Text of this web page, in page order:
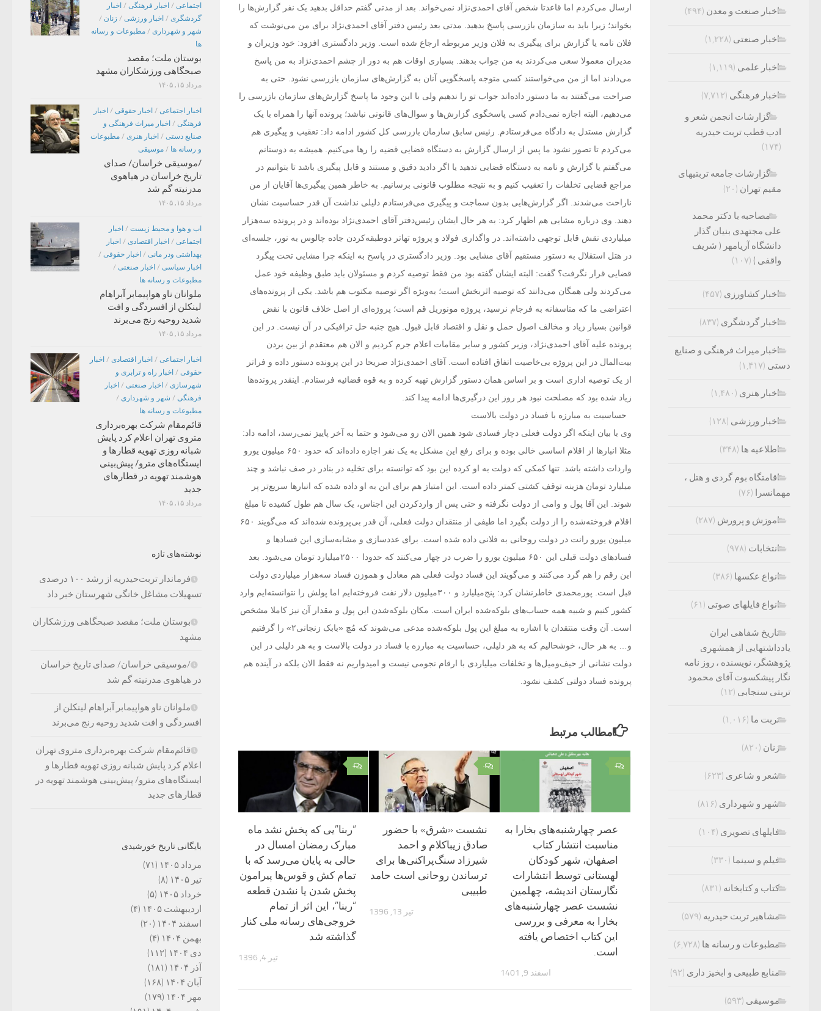
ارسال می‌کردم اما قاعدتا شخص آقای احمدی‌نژاد نمی‌خواند. بعد از مدتی گفتم حداقل بدهید یک نفر گزارش‌ها را
بخواند؛ زیرا باید به سازمان بازرسی پاسخ بدهید. مدتی بعد رئیس دفتر آقای احمدی‌نژاد برای من می‌نوشت که
فلان نامه یا گزارش برای پیگیری به فلان وزیر مربوطه ارجاع شده است. وزیر دادگستری افزود: خود وزیران و
مدیران معمولا سعی می‌کردند به من جواب بدهند. بسیاری اوقات هم به دور از چشم احمدی‌نژاد به من پاسخ
می‌دادند اما از من می‌خواستند کسی متوجه پاسخگویی آنان به گزارش‌های سازمان بازرسی نشود. حتی به
صراحت می‌گفتند به ما دستور داده‌اند جواب تو را ندهیم ولی با این وجود ما پاسخ گزارش‌های سازمان بازرسی را
می‌دهیم، البته اجازه نمی‌دادم کسی پاسخگوی گزارش‌ها و سوال‌های قانونی نباشد؛ پرونده آنها را همراه با یک
گزارش مستدل به دادگاه می‌فرستادم. رئیس سابق سازمان بازرسی کل کشور ادامه داد: تعقیب و پیگیری هم
می‌کردم تا تصور نشود ما پس از ارسال گزارش به دستگاه قضایی قضیه را رها می‌کنیم. همیشه به دوستانم
می‌گفتم یا گزارش و نامه به دستگاه قضایی ندهید یا اگر دادید دقیق و مستند و قابل پیگیری باشد تا بتوانیم در
مراجع قضایی تخلفات را تعقیب کنیم و به نتیجه مطلوب قانونی برسانیم. به خاطر همین پیگیری‌ها آقایان از من
ناراحت می‌شدند. اگر گزارش‌هایی بدون سماجت و پیگیری می‌فرستادم دلیلی نداشت آن قدر حساسیت نشان
دهند. وی درباره مشایی هم اظهار کرد: به هر حال ایشان رئیس‌دفتر آقای احمدی‌نژاد بوده‌اند و در پرونده سه‌هزار
میلیاردی نقش قابل توجهی داشته‌اند. در واگذاری فولاد و پروژه تهاتر دوطبقه‌کردن جاده چالوس به نور، جلسه‌ای
در هتل استقلال به دستور مستقیم آقای مشایی بود. وزیر دادگستری در پاسخ به اینکه چرا مشایی تحت پیگرد
قضایی قرار نگرفت؟ گفت: البته ایشان گفته بود من فقط توصیه کردم و مسئولان باید طبق وظیفه خود عمل
می‌کردند ولی همگان می‌دانند که توصیه اثربخش است؛ به‌ویژه اگر توصیه مکتوب هم باشد. یکی از پرونده‌های
اعتراضی ما که متاسفانه به فرجام نرسید، پروژه مونوریل قم است؛ پروژه‌ای از اصل خلاف قانون با نقض
قوانین بسیار زیاد و مخالف اصول حمل و نقل و اقتصاد قابل قبول. هیچ جنبه حل ترافیکی در آن نیست. در این
پرونده علیه آقای احمدی‌نژاد، وزیر کشور و سایر مقامات اعلام جرم کردیم و الان هم معتقدم از بین بردن
بیت‌المال در این پروژه بی‌خاصیت اتفاق افتاده است. آقای احمدی‌نژاد صریحا در این پرونده دستور داده و فراتر
از یک توصیه اداری است و بر اساس همان دستور گزارش تهیه کرده و به قوه قضائیه فرستادم. اینقدر پرونده‌ها
زیاد شده بود که مصلحت نبود هر روز این درگیری‌ها ادامه پیدا کند.
حساسیت به مبارزه با فساد در دولت بالاست
وی با بیان اینکه اگر دولت فعلی دچار فسادی شود همین الان رو می‌شود و حتما به آخر پاییز نمی‌رسد، ادامه داد:
مثلا انبارها از اقلام اساسی خالی بوده و برای رفع این مشکل به یک نفر اجازه داده‌اند که حدود ۶۵۰ میلیون یورو
واردات داشته باشد. تنها کمکی که دولت به او کرده این بود که توانسته برای تخلیه در بنادر در صف نباشد و چند
میلیارد تومان هزینه توقف کشتی کمتر داده است. این امتیاز هم برای این به او داده شده که انبارها سریع‌تر پر
شوند. این آقا پول و وامی از دولت نگرفته و حتی پس از واردکردن این اجناس، یک سال هم طول کشیده تا مبلغ
اقلام فروخته‌شده را از دولت بگیرد اما طیفی از منتقدان دولت فعلی، آن قدر بی‌پرونده شده‌اند که می‌گویند ۶۵۰
میلیون یورو رانت در دولت روحانی به فلانی داده شده است. برای عددسازی و مشابه‌سازی این فسادها و
فسادهای دولت قبلی این ۶۵۰ میلیون یورو را ضرب در چهار می‌کنند که حدودا ۲۵۰۰میلیارد تومان می‌شود. بعد
این رقم را هم گرد می‌کنند و می‌گویند این فساد دولت فعلی هم معادل و هموزن فساد سه‌هزار میلیاردی دولت
قبل است. پورمحمدی خاطرنشان کرد: پنج‌میلیارد و ۳۰۰میلیون دلار نفت فروخته‌ایم اما پولش را نتوانسته‌ایم وارد
کشور کنیم و شبیه همه حساب‌های بلوکه‌شده ایران است. مکان بلوکه‌شدن این پول و مقدار آن نیز کاملا مشخص
است. آن وقت منتقدان با اشاره به مبلغ این پول بلوکه‌شده مدعی می‌شوند که مُچ «بابک زنجانی۲» را گرفتیم
و… به هر حال، خوشحالیم که به هر دلیلی، حساسیت به مبارزه با فساد در دولت بالاست و به هر دلیلی در این
دولت نشانی از حیف‌ومیل‌ها و تخلفات میلیاردی با ارقام نجومی نیست و امیدواریم نه فقط الان بلکه در آینده هم
پرونده فساد دولتی کشف نشود.
مطالب مرتبط
۰
“ربنا”یی که پخش نشد ماه
مبارک رمضان امسال در
حالی به پایان می‌رسد که با
تمام کش و قوس‌ها پیرامون
پخش شدن یا نشدن قطعه
“ربنا”، این اثر از تمام
خروجی‌های رسانه ملی کنار
گذاشته شد
تیر 4, 1396
۰
نشست «شرق» با حضور
صادق زیباکلام و احمد
شیرزاد سنگ‌پراکنی‌ها‌ برای
ترساندن روحانی است حامد
طبیبی
تیر 13, 1396
۰
عصر چهارشنبه‌های بخارا به
مناسبت انتشار کتاب
اصفهان، شهر کودکان
لهستانی توسط انتشارات
نگارستان اندیشه، چهلمین
نشست عصر چهارشنبه‌های
بخارا به معرفی و بررسی
این کتاب اختصاص یافته
است.
اسفند 9, 1401
اجتماعی / اخبار فرهنگی / اخبار
گردشگری / اخبار ورزشی / زنان /
شهر و شهرداری / مطبوعات و رسانه
ها
بوستان ملت؛ مقصد
صبحگاهی ورزشکاران مشهد
مرداد ۱۵, ۱۴۰۵
اخبار اجتماعی / اخبار حقوقی / اخبار
فرهنگی / اخبار میراث فرهنگی و
صنایع دستی / اخبار هنری / مطبوعات
و رسانه ها / موسیقی
/موسیقی خراسان/ صدای
تاریخ خراسان در هیاهوی
مدرنیته گم شد
مرداد ۱۵, ۱۴۰۵
اب و هوا و محیط زیست / اخبار
اجتماعی / اخبار اقتصادی / اخبار
بهداشتی ودر مانی / اخبار حقوقی /
اخبار سیاسی / اخبار صنعتی /
مطبوعات و رسانه ها
ملوانان ناو هواپیمابر آبراهام
لینکلن از افسردگی و افت
شدید روحیه رنج می‌برند
مرداد ۱۵, ۱۴۰۵
اخبار اجتماعی / اخبار اقتصادی / اخبار
حقوقی / اخبار راه و ترابری و
شهرسازی / اخبار صنعتی / اخبار
فرهنگی / شهر و شهرداری /
مطبوعات و رسانه ها
قائم‌مقام شرکت بهره‌برداری
متروی تهران اعلام کرد پایش
شبانه روزی تهویه قطارها و
ایستگاه‌های مترو/ پیش‌بینی
هوشمند تهویه در قطارهای
جدید
مرداد ۱۵, ۱۴۰۵
نوشته‌های تازه
فرماندار تربت‌حیدریه از رشد ۱۰۰ درصدی
تسهیلات مشاغل خانگی شهرستان خبر داد
بوستان ملت؛ مقصد صبحگاهی ورزشکاران
مشهد
/موسیقی خراسان/ صدای تاریخ خراسان
در هیاهوی مدرنیته گم شد
ملوانان ناو هواپیمابر آبراهام لینکلن از
افسردگی و افت شدید روحیه رنج می‌برند
قائم‌مقام شرکت بهره‌برداری متروی تهران
اعلام کرد پایش شبانه روزی تهویه قطارها و
ایستگاه‌های مترو/ پیش‌بینی هوشمند تهویه در
قطارهای جدید
بایگانی تاریخ خورشیدی
مرداد ۱۴۰۵
(۷۱)
تیر ۱۴۰۵
(۸)
خرداد ۱۴۰۵
(۵)
اردیبهشت ۱۴۰۵
(۴)
اسفند ۱۴۰۴
(۲۰)
بهمن ۱۴۰۴
(۴)
دی ۱۴۰۴
(۱۱۲)
آذر ۱۴۰۴
(۱۸۱)
آبان ۱۴۰۴
(۱۶۸)
مهر ۱۴۰۴
(۱۷۹)
اخبار صنعت و معدن (۴۹۴)
اخبار صنعتی (۱,۲۲۸)
اخبار علمی (۱,۱۱۹)
اخبار فرهنگی (۷,۷۱۲)
گزارشات انجمن شعر و
ادب قطب تربت حیدریه
(۱۷۴)
گزارشات جامعه تربتیهای
مقیم تهران (۲۰)
مصاحبه با دکتر محمد
علی مجتهدی بنیان گذار
دانشگاه آریامهر ( شریف
واقفی ) (۱۰۷)
اخبار کشاورزی (۴۵۷)
اخبار گردشگری (۸۳۷)
اخبار میراث فرهنگی و صنایع
دستی (۱,۴۱۷)
اخبار هنری (۱,۴۸۰)
اخبار ورزشی (۱۲۸)
اطلاعیه ها (۳۴۸)
اقامتگاه بوم گردی و هتل ،
مهمانسرا (۷۶)
اموزش و پرورش (۲۸۷)
انتخابات (۹۷۸)
انواع عکسها (۳۸۶)
انواع فایلهای صوتی (۶۱)
تاریخ شفاهی ایران
یادداشتهایی از همشهری
پژوهشگر، نویسنده ، روز نامه
نگار پیشکسوت آقای محمود
تربتی سنجابی (۱۲)
تربت ما (۱,۰۱۶)
زنان (۸۲۰)
شعر و شاعری (۶۲۳)
شهر و شهرداری (۸۱۶)
فایلهای تصویری (۱۰۴)
فیلم و سینما (۳۳۰)
کتاب و کتابخانه (۸۳۱)
مشاهیر تربت حیدریه (۵۷۹)
مطبوعات و رسانه ها (۶,۷۲۸)
منابع طبیعی و ابخیز داری (۹۲)
موسیقی (۵۹۳)